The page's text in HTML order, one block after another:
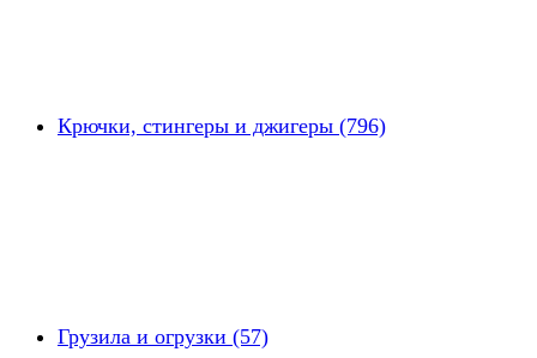
Крючки, стингеры и джигеры (796)
Грузила и огрузки (57)